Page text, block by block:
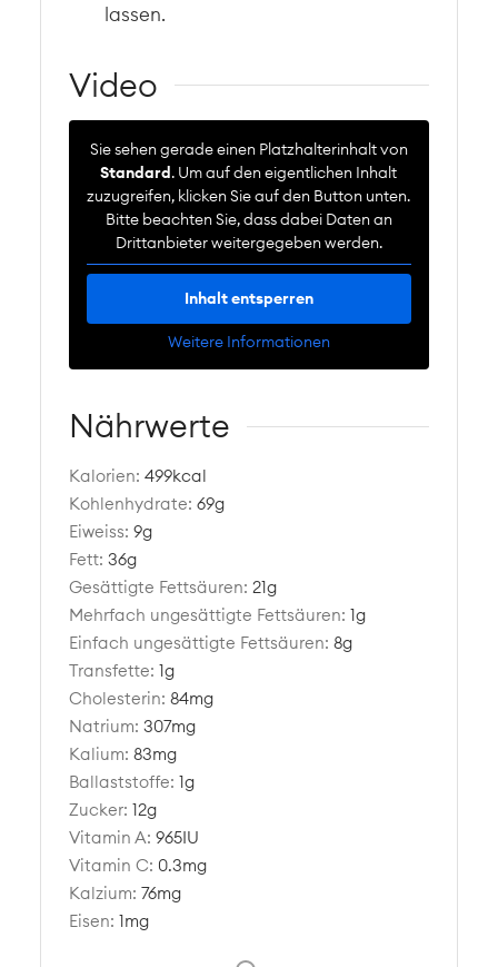
lassen.
Video
Sie sehen gerade einen Platzhalterinhalt von
Standard. Um auf den eigentlichen Inhalt
zuzugreifen, klicken Sie auf den Button unten.
Bitte beachten Sie, dass dabei Daten an
Drittanbieter weitergegeben werden.
Inhalt entsperren
Weitere Informationen
Nährwerte
Kalorien:499kcal
Kohlenhydrate:69g
Eiweiss:9g
Fett:36g
Gesättigte Fettsäuren:21g
Mehrfach ungesättigte Fettsäuren:1g
Einfach ungesättigte Fettsäuren:8g
Transfette:1g
Cholesterin:84mg
Natrium:307mg
Kalium:83mg
Ballaststoffe:1g
Zucker:12g
Vitamin A:965IU
Vitamin C: 0.3mg
Kalzium:76mg
Eisen:1mg